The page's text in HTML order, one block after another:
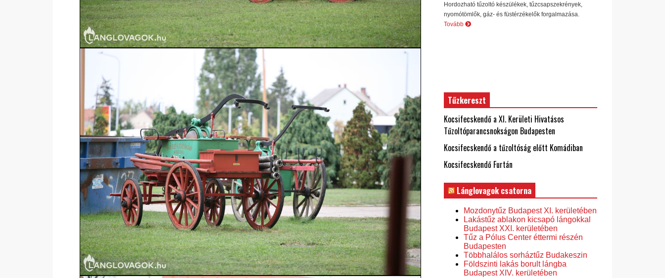
Hordozható tűzoltó készülékek, tűzcsapszekrények,
nyomótömlők, gáz- és füstérzékelők forgalmazása.
Tovább
Tűzkereszt
Kocsifecskendő a XI. Kerületi Hivatásos
Tűzoltóparancsnokságon Budapesten
Kocsifecskendő a tűzoltóság előtt Komádiban
Kocsifecskendő Furtán
Lánglovagok csatorna
Mozdonytűz Budapest XI. kerületében
Lakástűz ablakon kicsapó lángokkal
Budapest XXI. kerületében
Tűz a Pólus Center éttermi részén
Budapesten
Többhalálos sorháztűz Budakeszin
Földszinti lakás borult lángba
Budapest XIV. kerületében